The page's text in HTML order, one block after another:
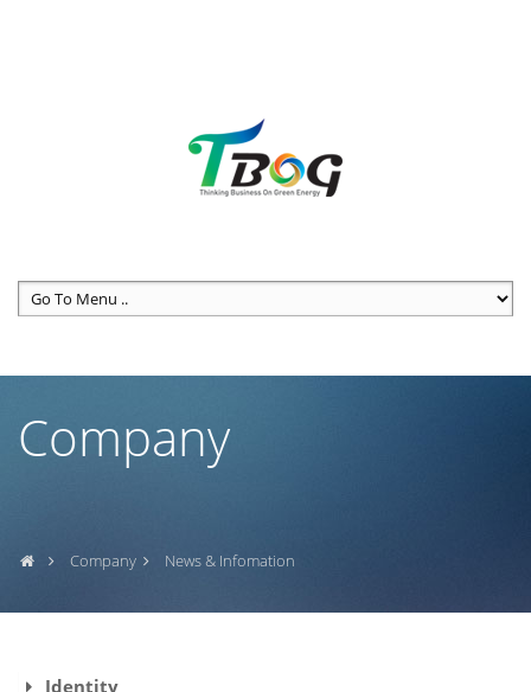
(123) 456-7890 - (123) 555-7891
Company
Company News & Infomation
Identity